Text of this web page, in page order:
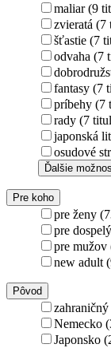
maliar (9
zvieratá (7
šťastie (7
odvaha (7
fantasy (7
príbehy (7
rady (7
japonská
osudové
Ďalšie
Pre koho
pre ženy
pre
pre
new adult
Pôvod
Nemecko
Japonsko